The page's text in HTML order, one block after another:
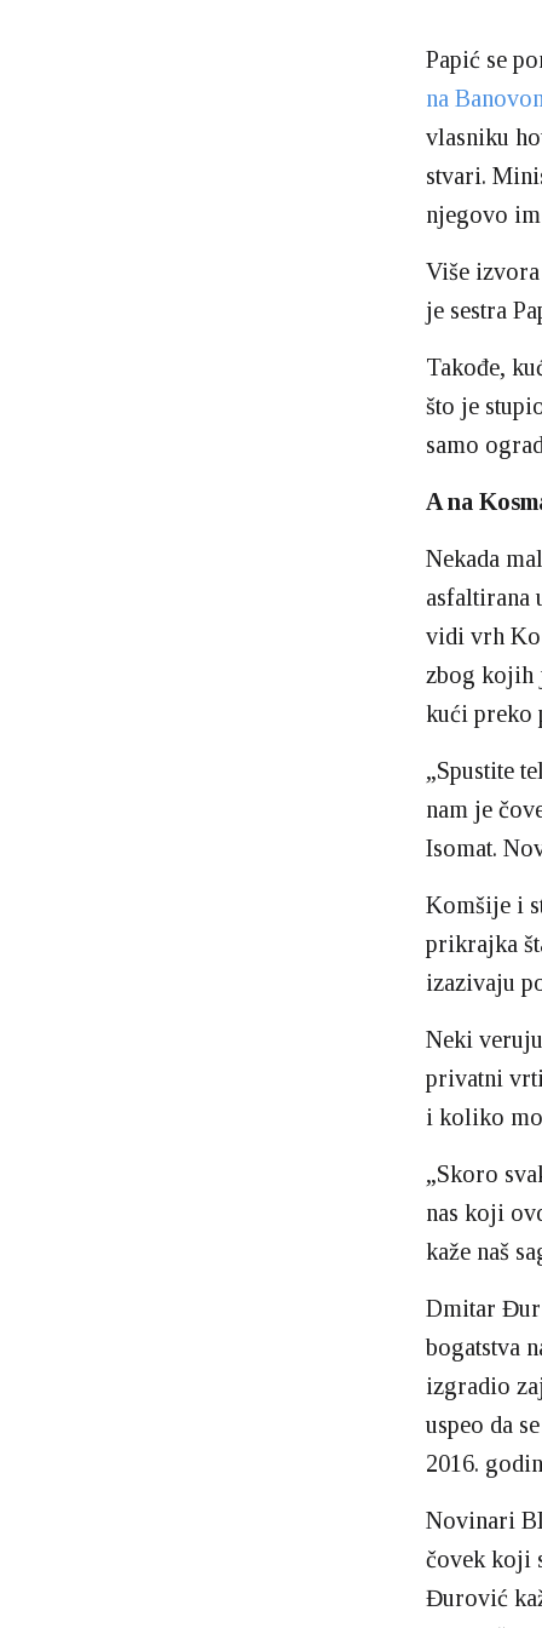
Papić se
na
vlasniku
stvari.
njegovo
Više
je sestra
Takođe,
što je
samo
A na
Nekada
asfaltirana
vidi vrh
zbog kojih
kući preko
„Spustite
nam je
Isomat.
Komšije i
prikrajka
izazivaju
Neki
privatni
i koliko
„Skoro
nas koji
kaže naš
Dmitar
bogatstva
izgradio
uspeo da
2016.
Novinari
čovek koji
Đurović